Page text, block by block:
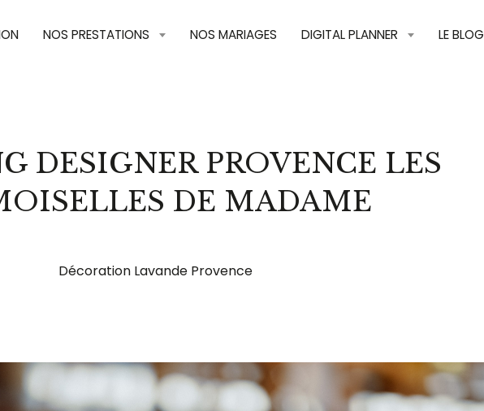
NOS PRESTATIONS NOS MARIAGES DIGITAL PLANNER LE BLOG
DESIGNER PROVENCE LES
DE MADAME
Décoration Lavande Provence